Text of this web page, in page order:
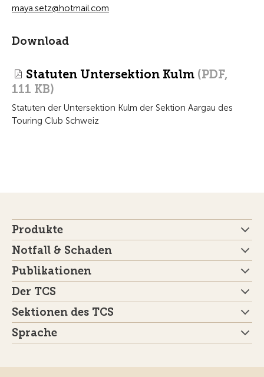
m y s tz h tm l c m
Download
Statuten Untersektion Kulm (PDF,
111 KB)
Statuten der Untersektion Kulm der Sektion Aargau des
Touring Club Schweiz
Produkte
Notfall & Schaden
Publikationen
Der TCS
Sektionen des TCS
Sprache